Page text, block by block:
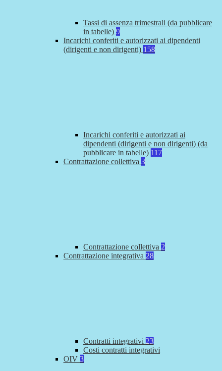
Tassi di assenza trimestrali (da pubblicare
in tabelle) 9
Incarichi conferiti e autorizzati ai dipendenti
(dirigenti e non dirigenti) 158
Incarichi conferiti e autorizzati ai
dipendenti (dirigenti e non dirigenti) (da
pubblicare in tabelle) 117
Contrattazione collettiva 3
Contrattazione collettiva 2
Contrattazione integrativa 28
Contratti integrativi 23
Costi contratti integrativi
OIV 3